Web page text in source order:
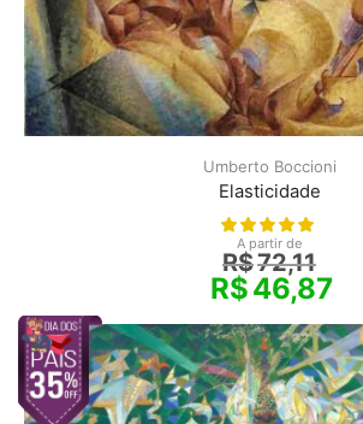
Umberto Boccioni
Elasticidade
A partir de
R$72,11
R$46,87